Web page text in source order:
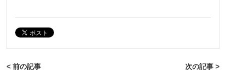
< 前の記事 次の記事 >